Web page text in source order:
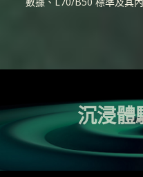
沉浸體